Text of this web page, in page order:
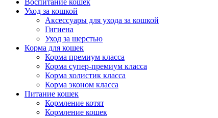
Воспитание кошек
Уход за кошкой
Аксессуары для ухода за кошкой
Гигиена
Уход за шерстью
Корма для кошек
Корма премиум класса
Корма супер-премиум класса
Корма холистик класса
Корма эконом класса
Питание кошек
Кормление котят
Кормление кошек